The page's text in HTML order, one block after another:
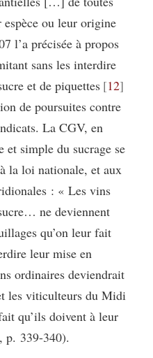
ou leur origine
l’a précisée à propos
sans les interdire
et de piquettes 12
de poursuites contre
La CGV, en
et simple du sucrage se
la loi nationale, et aux
: « Les vins
ne deviennent
qu’on leur fait
leur mise en
ordinaires deviendrait
les viticulteurs du Midi
qu’ils doivent à leur
p. 339-340).